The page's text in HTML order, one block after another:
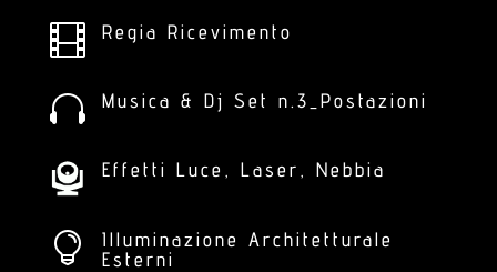
 Regia Ricevimento
 Musica & Dj Set n.3_Postazioni
Effetti Luce, Laser, Nebbia

Illuminazione Architetturale
Esterni